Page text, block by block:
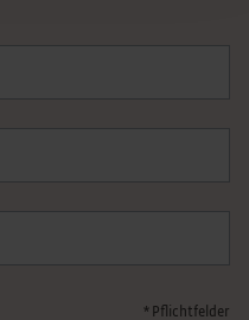
* Pflichtfelder